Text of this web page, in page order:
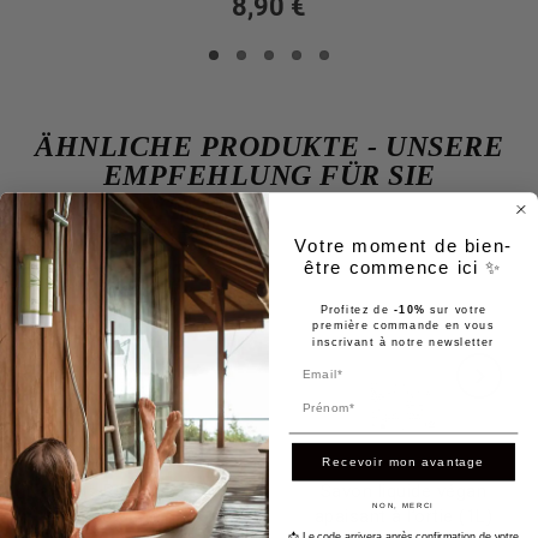
8,90 €
ÄHNLICHE PRODUKTE - UNSERE
EMPFEHLUNG FÜR SIE
Naturals Remedies 500ml
Shampooing corps et
apaisant à l’ortie (1L)
Votre moment de bien-
être commence ici ✨
Profitez de -10% sur votre
première commande en vous
inscrivant à notre newsletter
Recevoir mon avantage
NON, MERCI